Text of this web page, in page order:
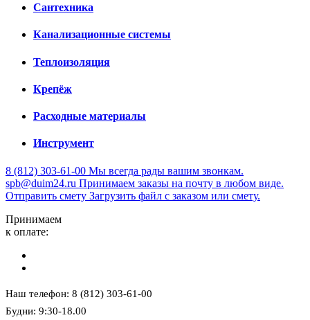
Сантехника
Канализационные системы
Теплоизоляция
Крепёж
Расходные материалы
Инструмент
8 (812) 303-61-00 Мы всегда рады вашим звонкам.
spb@duim24.ru Принимаем заказы на почту в любом виде.
Отправить смету Загрузить файл с заказом или смету.
Принимаем
к оплате:
Наш телефон: 8 (812) 303-61-00
Будни: 9:30-18.00